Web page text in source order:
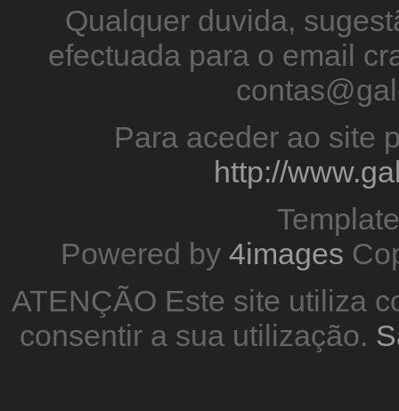
Qualquer duvida,
efectuada para o email
Para aceder ao site
http://
Powered by 4images
ATENÇÃO Este site utiliza
consentir a sua utilização.